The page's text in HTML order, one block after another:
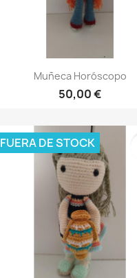
Vista rápida
Muñeca Horóscopo
50,00 €
FUERA DE STOCK